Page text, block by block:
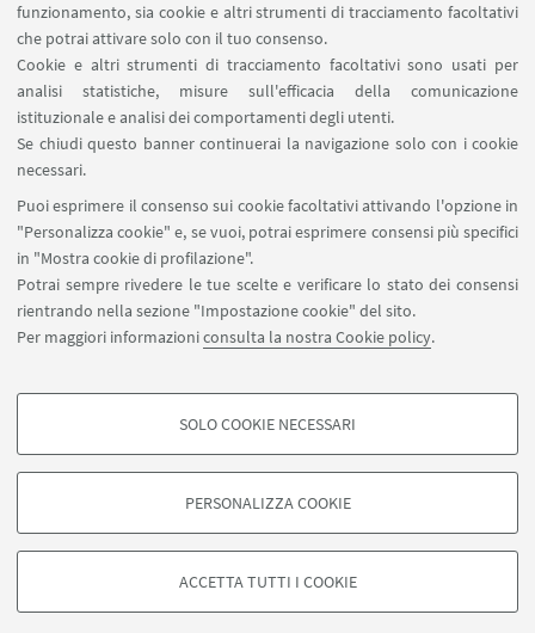
funzionamento, sia cookie e altri strumenti di tracciamento facoltativi
che potrai attivare solo con il tuo consenso.
Cookie e altri strumenti di tracciamento facoltativi sono usati per
analisi statistiche, misure sull'efficacia della comunicazione
istituzionale e analisi dei comportamenti degli utenti.
Se chiudi questo banner continuerai la navigazione solo con i cookie
necessari.
Puoi esprimere il consenso sui cookie facoltativi attivando l'opzione in
"Personalizza cookie" e, se vuoi, potrai esprimere consensi più specifici
in "Mostra cookie di profilazione".
Potrai sempre rivedere le tue scelte e verificare lo stato dei consensi
rientrando nella sezione "Impostazione cookie" del sito.
Per maggiori informazioniconsulta la nostra Cookie policy.
COOKIE DI PROFILAZIONE - FACOLTATIVI
degli utenti, creare profili in base al loro comportamento sul sito, per analisi
di marketing.
Google/Youtube Video
SOLO COOKIE NECESSARI
PERSONALIZZA COOKIE
ACCETTA TUTTI I COOKIE
LINK UTILI
Area riservata
Contatti
Prenotazione aule BiGeA
SEGUI UNIBO SU:
APP:
©Copyright 2026 - ALMA MATER STUDIORUM - Università di
Bologna - Via Zamboni, 33 - 40126 Bologna - PI: 01131710376 - CF:
80007010376
Privacy
Note legali
Informazioni sul sito e accessibilità
Impostazioni Cookie